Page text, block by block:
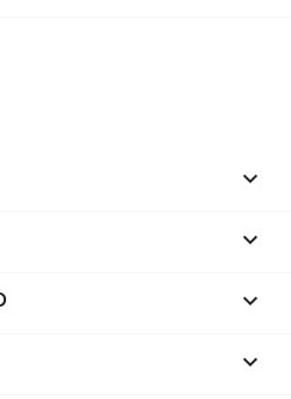


keyboard_arrow_down
